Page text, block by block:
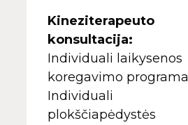
Kineziterapeuto
konsultacija:
Individuali laikysenos
koregavimo programa
Individuali
plokščiapėdystės